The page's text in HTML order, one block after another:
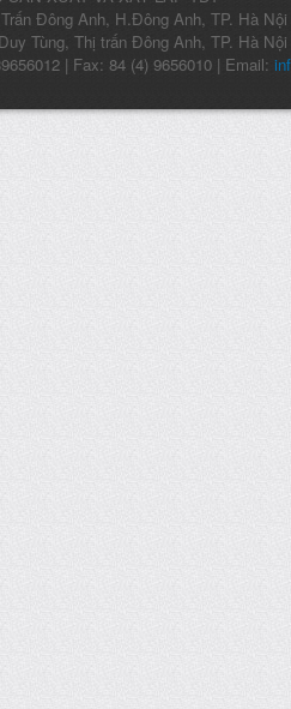
Đông Anh, H.Đông Anh, TP. Hà Nội
Tùng, Thị trấn Đông Anh, TP. Hà Nội
| Fax: 84 (4) 9656010 | Email: